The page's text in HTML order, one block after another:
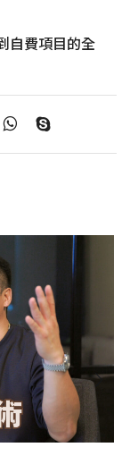
自費項目的全